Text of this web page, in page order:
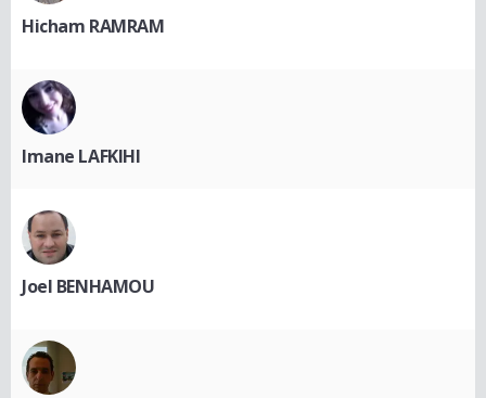
Hicham RAMRAM
Imane LAFKIHI
Joel BENHAMOU